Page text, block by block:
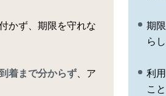
かず、期限を守れな
着まで分からず、ア
期
ら
利
こ